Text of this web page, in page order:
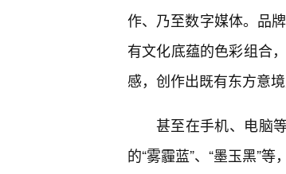
作、乃至数字媒体。品
有文化底蕴的色彩组合
感，创作出既有东方意
甚至在手机、电脑
的“雾霾蓝”、“墨玉黑”